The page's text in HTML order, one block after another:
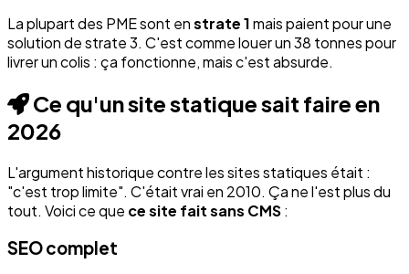
La plupart des PME sont enstrate 1mais paient pour une
solution de strate 3. C'est comme louer un 38 tonnes pour
livrer un colis : ça fonctionne, mais c'est absurde.
Ce qu'un site statique sait faire en
2026
L'argument historique contre les sites statiques était :
"c'est trop limite". C'était vrai en 2010. Ça ne l'est plus du
tout. Voici ce que ce site fait sans CMS:
SEO complet